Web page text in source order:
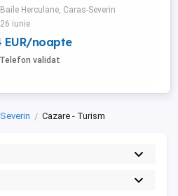
Baile Herculane, Caras-Severin
26 iunie
EUR/noapte
Telefon validat
Cazare - Turism